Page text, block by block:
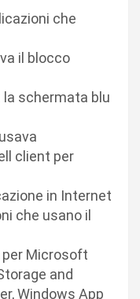
che
il blocco
la schermata blu
client per
in Internet
che usano il
Microsoft
and
Windows App